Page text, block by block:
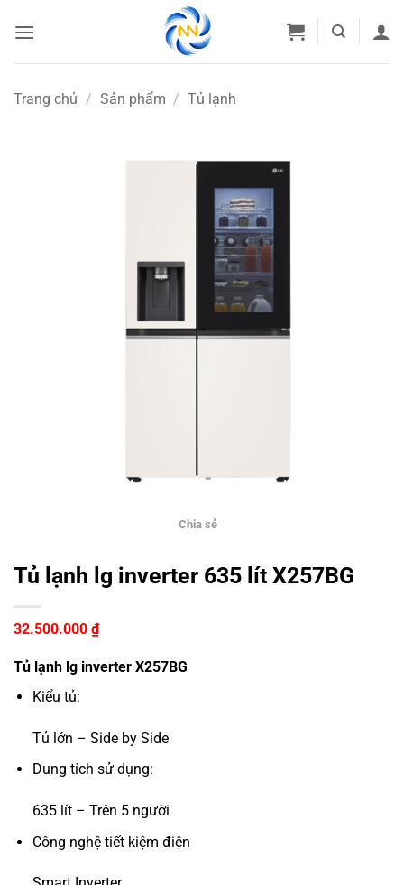
qua
Trang chủ / Sản phẩm / Tủ lạnh
Chia sẻ
Tủ lạnh lg inverter 635 lít X257BG
32.500.000 ₫
Tủ lạnh lg inverter X257BG
Kiểu tủ:
Tủ lớn – Side by Side
Dung tích sử dụng:
635 lít – Trên 5 người
Công nghệ tiết kiệm điện